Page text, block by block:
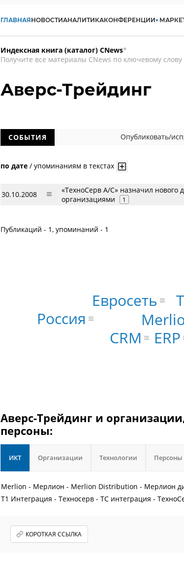
ГЛАВНАЯНОВОСТИАНАЛИТИКАКОНФЕРЕНЦИИ
Индексная книга (каталог) CNews*
Получите все материалы CNews по ключевому слову
Аверс-Трейдинг
СОБЫТИЯ Опубликовать/
по дате / упоминаниям в текстах
30.10.2008
«ТехноСерв А/С» назначил нового
организациями
1
Публикаций - 1, упоминаний - 1
Евросеть
CRM
ERP
Россия
Аверс-Трейдинг и
персоны:
ИКТ Организации Технологии Персоны
Merlion - Мерлион - Merlion Distribution - Мерлион
Т1 Интеграция - Техносерв - ТС интеграция -
КОРОТКАЯ ССЫЛКА